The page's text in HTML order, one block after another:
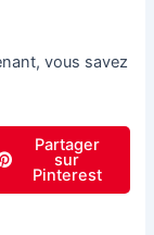
vous savez
Partager
sur
Pinterest